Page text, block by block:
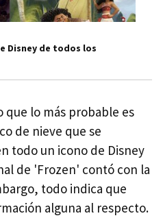
Disney de todos los
que lo más probable es
de nieve que se
todo un icono de Disney
de 'Frozen' contó con la
todo indica que
alguna al respecto.